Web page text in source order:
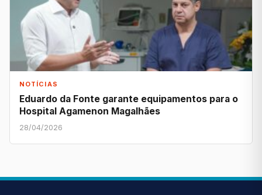
NOTÍCIAS
Eduardo da Fonte garante equipamentos para o
Hospital Agamenon Magalhães
28/04/2026